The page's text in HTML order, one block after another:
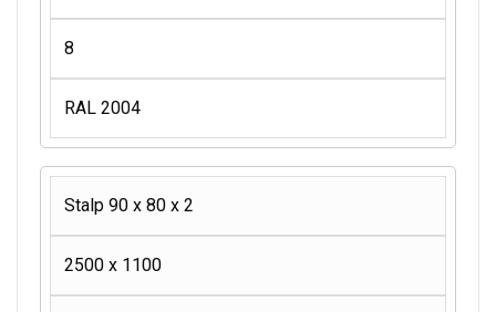
8
RAL 2004
Stalp 90 x 80 x 2
2500 x 1100